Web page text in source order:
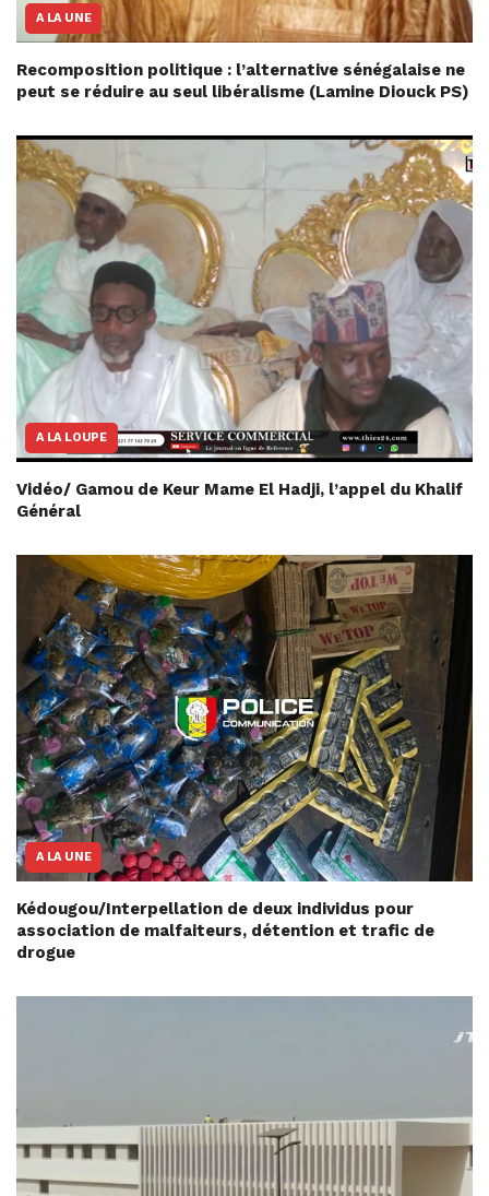
A LA UNE
Recomposition politique : l’alternative sénégalaise ne
peut se réduire au seul libéralisme (Lamine Diouck PS)
A LA LOUPE
Vidéo/ Gamou de Keur Mame El Hadji, l’appel du Khalif
Général
A LA UNE
Kédougou/Interpellation de deux individus pour
association de malfaiteurs, détention et trafic de
drogue